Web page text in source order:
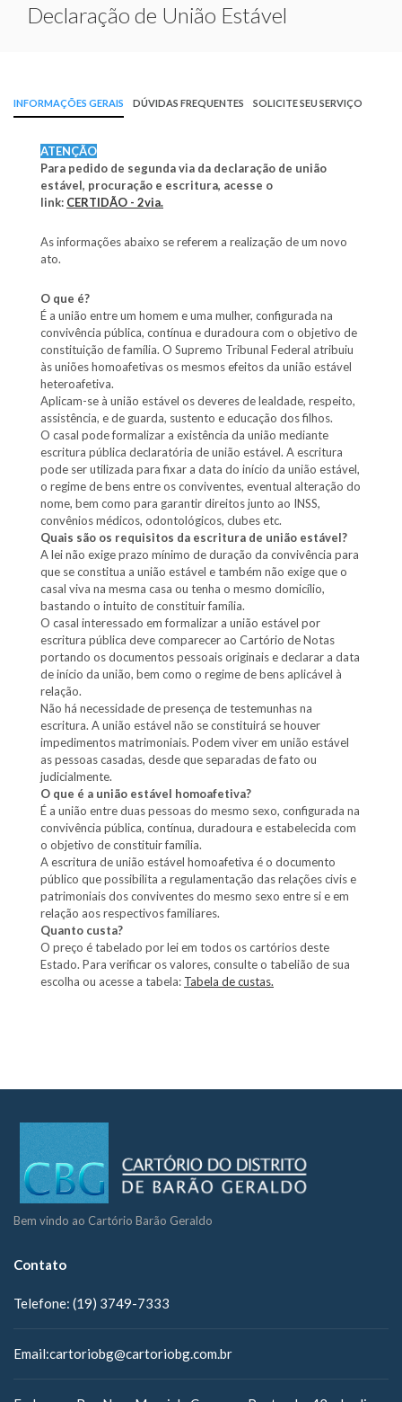
Declaração de União Estável
INFORMAÇÕES GERAIS DÚVIDAS FREQUENTES SOLICITE SEU SERVIÇO
ATENÇÃO
Para pedido de segunda via da declaração de união
estável, procuração e escritura, acesse o
link: CERTIDÃO - 2via.
As informações abaixo se referem a realização de um novo
ato.
O que é?
É a união entre um homem e uma mulher, configurada na
convivência pública, contínua e duradoura com o objetivo de
constituição de família. O Supremo Tribunal Federal atribuiu
às uniões homoafetivas os mesmos efeitos da união estável
heteroafetiva.
Aplicam-se à união estável os deveres de lealdade, respeito,
assistência, e de guarda, sustento e educação dos filhos.
O casal pode formalizar a existência da união mediante
escritura pública declaratória de união estável. A escritura
pode ser utilizada para fixar a data do início da união estável,
o regime de bens entre os conviventes, eventual alteração do
nome, bem como para garantir direitos junto ao INSS,
convênios médicos, odontológicos, clubes etc.
Quais são os requisitos da escritura de união estável?
A lei não exige prazo mínimo de duração da convivência para
que se constitua a união estável e também não exige que o
casal viva na mesma casa ou tenha o mesmo domicílio,
bastando o intuito de constituir família.
O casal interessado em formalizar a união estável por
escritura pública deve comparecer ao Cartório de Notas
portando os documentos pessoais originais e declarar a data
de início da união, bem como o regime de bens aplicável à
relação.
Não há necessidade de presença de testemunhas na
escritura. A união estável não se constituirá se houver
impedimentos matrimoniais. Podem viver em união estável
as pessoas casadas, desde que separadas de fato ou
judicialmente.
O que é a união estável homoafetiva?
É a união entre duas pessoas do mesmo sexo, configurada na
convivência pública, contínua, duradoura e estabelecida com
o objetivo de constituir família.
A escritura de união estável homoafetiva é o documento
público que possibilita a regulamentação das relações civis e
patrimoniais dos conviventes do mesmo sexo entre si e em
relação aos respectivos familiares.
Quanto custa?
O preço é tabelado por lei em todos os cartórios deste
Estado. Para verificar os valores, consulte o tabelião de sua
escolha ou acesse a tabela: Tabela de custas.
Bem vindo ao Cartório Barão Geraldo
Contato
Telefone: (19) 3749-7333
Email:cartoriobg@cartoriobg.com.br